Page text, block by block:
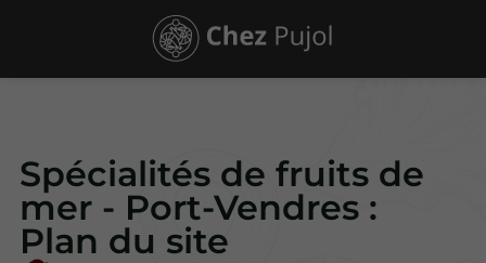
Spécialités de fruits de
mer - Port-Vendres :
Plan du site